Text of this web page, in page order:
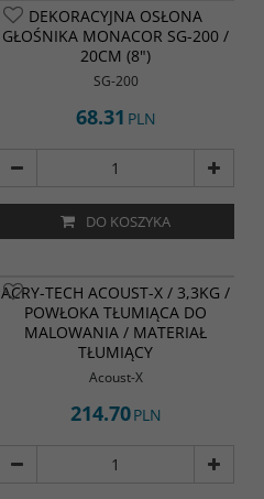
DEKORACYJNA OSŁONA
GŁOŚNIKA MONACOR SG-200 /
20CM (8")
SG-200
68.31 PLN
DO KOSZYKA
Acoust-X firmy Acry-Tech to elastyczny,
grubopowłokowy, nadający się do
malowania materiał tłumiący,
opracowany specjalnie do stosowania
wewnątrz obudów głośników. Jest to
kontrolować rezonanse i redukować
niepożądane wibracje.
ACRY-TECH ACOUST-X / 3,3KG /
POWŁOKA TŁUMIĄCA DO
MALOWANIA / MATERIAŁ
TŁUMIĄCY
Acoust-X
214.70PLN